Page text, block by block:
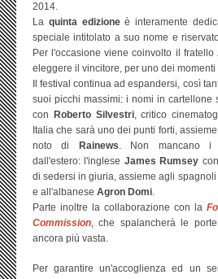
2014.
La quinta edizioneè interamente
speciale intitolato a suo nome e
Per l'occasione viene coinvolto il fratello
eleggere il vincitore, per uno dei
Il festival continua ad espandersi, così
suoi picchi massimi: i nomi in cartellone
con
Roberto Silvestri, critico
Italia che sarà uno dei punti forti,
noto di
Rainews. Non mancano i
dall'estero: l'inglese James Rumsey
di sedersi in giuria, assieme agli spagnoli
e all'albanese Agron Domi.
Parte inoltre la collaborazione con la
Commission, che spalancherà le
ancora più vasta.
Per garantire un'accoglienza ed un